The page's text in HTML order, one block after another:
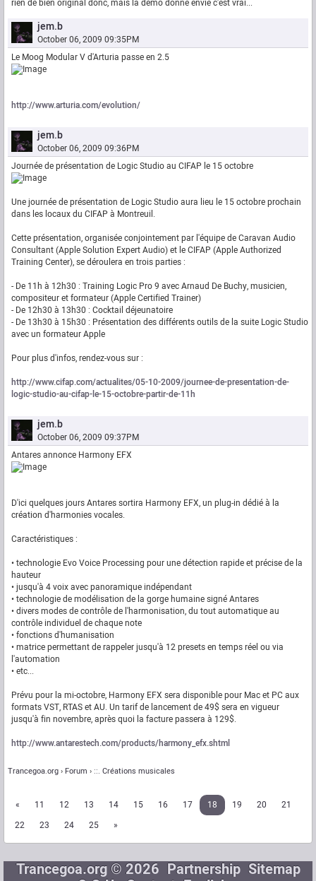
rien de bien original donc, mais la démo donne envie c'est vrai...
jem.b
October 06, 2009 09:35PM
Le Moog Modular V d'Arturia passe en 2.5
http://www.arturia.com/evolution/
jem.b
October 06, 2009 09:36PM
Journée de présentation de Logic Studio au CIFAP le 15 octobre
Une journée de présentation de Logic Studio aura lieu le 15 octobre prochain
dans les locaux du CIFAP à Montreuil.
Cette présentation, organisée conjointement par l'équipe de Caravan Audio
Consultant (Apple Solution Expert Audio) et le CIFAP (Apple Authorized
Training Center), se déroulera en trois parties :
- De 11h à 12h30 : Training Logic Pro 9 avec Arnaud De Buchy, musicien,
compositeur et formateur (Apple Certified Trainer)
- De 12h30 à 13h30 : Cocktail déjeunatoire
- De 13h30 à 15h30 : Présentation des différents outils de la suite Logic Studio
avec un formateur Apple
Pour plus d'infos, rendez-vous sur :
http://www.cifap.com/actualites/05-10-2009/journee-de-presentation-de-
logic-studio-au-cifap-le-15-octobre-partir-de-11h
jem.b
October 06, 2009 09:37PM
Antares annonce Harmony EFX
D'ici quelques jours Antares sortira Harmony EFX, un plug-in dédié à la
création d'harmonies vocales.
Caractéristiques :
• technologie Evo Voice Processing pour une détection rapide et précise de la
hauteur
• jusqu'à 4 voix avec panoramique indépendant
• technologie de modélisation de la gorge humaine signé Antares
• divers modes de contrôle de l'harmonisation, du tout automatique au
contrôle individuel de chaque note
• fonctions d'humanisation
• matrice permettant de rappeler jusqu'à 12 presets en temps réel ou via
l'automation
• etc...
Prévu pour la mi-octobre, Harmony EFX sera disponible pour Mac et PC aux
formats VST, RTAS et AU. Un tarif de lancement de 49$ sera en vigueur
jusqu'à fin novembre, après quoi la facture passera à 129$.
http://www.antarestech.com/products/harmony_efx.shtml
Trancegoa.org Forum ::. Créations musicales
« 11 12 13 14 15 16 17 18 19 20
21
22
23 24 25 »
Trancegoa.org © 2026 Partnership Sitemap